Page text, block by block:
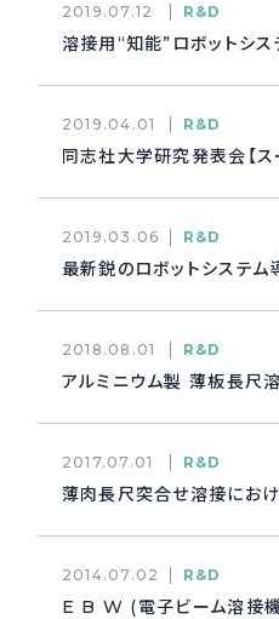
2019.07.12 R&D
溶接用“知能”ロボットシス
2019.04.01 R&D
2019.03.06 R&D
最新鋭のロボットシステム
2018.08.01 R&D
アルミニウム製 薄板長尺
2017.07.01 R&D
2014.07.02 R&D
E B W (電子ビーム溶接